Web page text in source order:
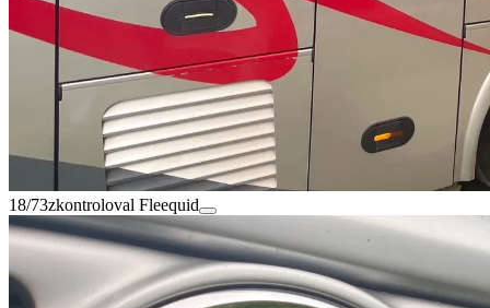
18/73zkontroloval Fleequid